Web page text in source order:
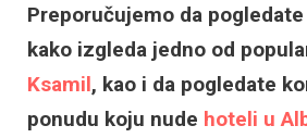
Preporučujemo da
kako izgleda jedno od
Ksamil, kao i da pogledate
ponudu koju nude hoteli u